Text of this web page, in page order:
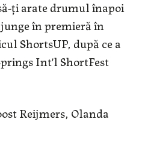
ți arate drumul înapoi
în premieră în
ShortsUP, după ce a
Int'l ShortFest
Reijmers, Olanda